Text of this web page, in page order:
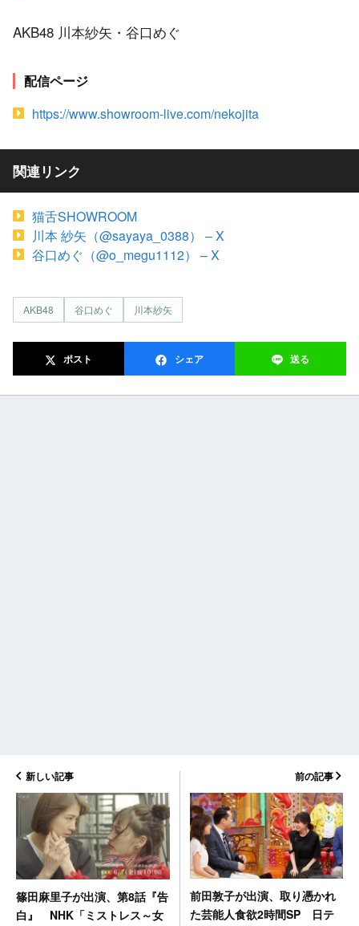
AKB48 川本紗矢・谷口めぐ
配信ページ
https://www.showroom-live.com/nekojita
関連リンク
猫舌SHOWROOM
川本 紗矢（@sayaya_0388） – X
谷口めぐ（@o_megu1112） – X
AKB48 谷口めぐ 川本紗矢
ポスト シェア 送る
新しい記事
篠田麻里子が出演、第8話『告
白』 NHK「ミストレス～女
前の記事
前田敦子が出演、取り憑かれ
た芸能人食欲2時間SP 日テ